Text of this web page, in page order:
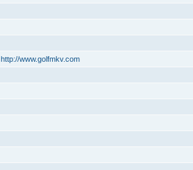
http://www.golfmkv.com